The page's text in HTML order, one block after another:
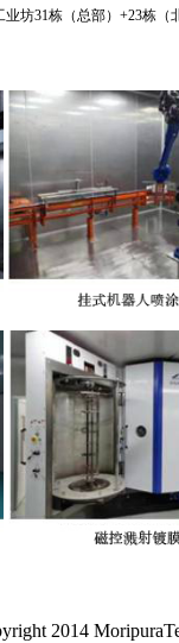
31栋（总部）+23栋（
2014